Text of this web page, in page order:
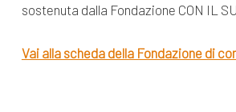
sostenuta dalla Fondazione CON IL
Vai alla scheda della Fondazione di